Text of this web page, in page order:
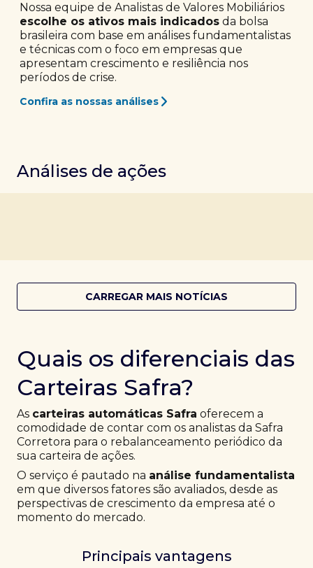
Nossa equipe de Analistas de Valores Mobiliários
escolhe os ativos mais indicados da bolsa
brasileira com base em análises fundamentalistas
e técnicas com o foco em empresas que
apresentam crescimento e resiliência nos
períodos de crise.
Confira as nossas análises
Análises de ações
CARREGAR MAIS NOTÍCIAS
Quais os diferenciais das
Carteiras Safra?
As carteiras automáticas Safra oferecem a
comodidade de contar com os analistas da Safra
Corretora para o rebalanceamento periódico da
sua carteira de ações.
O serviço é pautado na análise fundamentalista
em que diversos fatores são avaliados, desde as
perspectivas de crescimento da empresa até o
momento do mercado.
Principais vantagens